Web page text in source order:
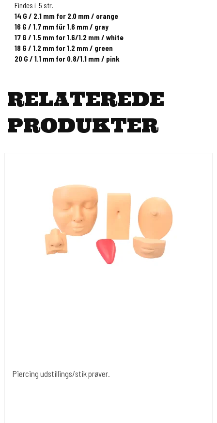
Findes i 5 str.
14 G / 2.1 mm for 2.0 mm / orange
16 G / 1.7 mm für 1.6 mm / gray
17 G / 1.5 mm for 1.6/1.2 mm / white
18 G / 1.2 mm for 1.2 mm / green
20 G / 1.1 mm for 0.8/1.1 mm / pink
RELATEREDE
PRODUKTER
Piercing udstillings/stik prøver.